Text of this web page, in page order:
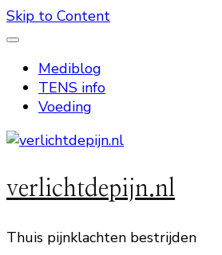
Skip to Content
Mediblog
TENS info
Voeding
verlichtdepijn.nl
Thuis pijnklachten bestrijden